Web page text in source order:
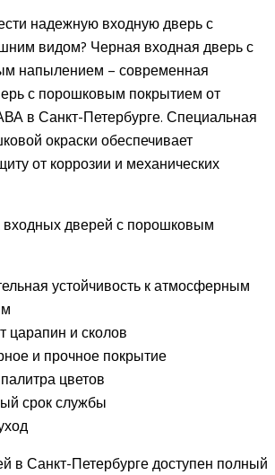
надежную входную дверь с
видом? Черная входная дверь с
напылением – современная
с порошковым покрытием от
в Санкт-Петербурге. Специальная
окраски обеспечивает
от коррозии и механических
дверей с порошковым
устойчивость к атмосферным
царапин и сколов
и прочное покрытие
цветов
срок службы
в Санкт-Петербурге доступен полный